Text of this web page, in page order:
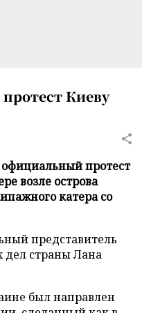
Киеву
протест
возле острова
катера со
представитель
дел страны Лана
был направлен